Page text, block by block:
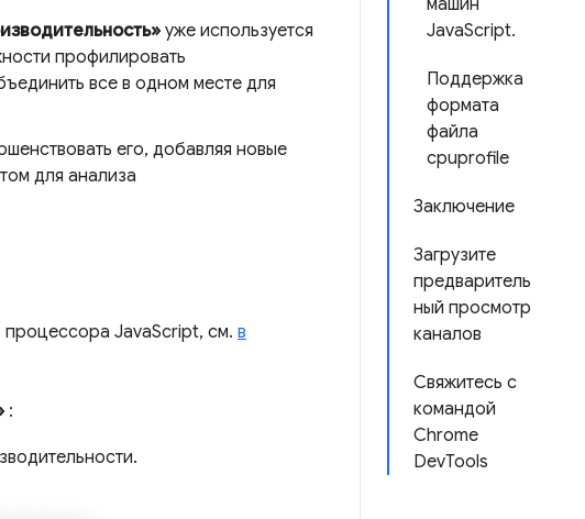
машин
JavaScript.
Поддержка
формата
файла
cpuprofile
Заключение
Загрузите
предваритель
ный просмотр
каналов
Свяжитесь с
командой
Chrome
DevTools
уже используется
профилировать
все в одном месте для
его, добавляя новые
для анализа
процессора JavaScript, см. в
: